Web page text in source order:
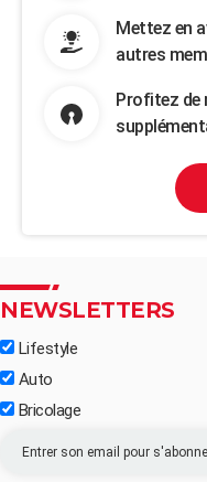
Mettez en
autres
Profitez de
NEWSLETTERS
Lifestyle
Auto
Bricolage